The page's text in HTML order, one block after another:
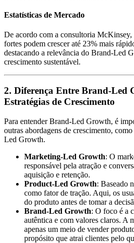
Estatísticas de Mercado
De acordo com a consultoria McKinsey,
fortes podem crescer até 23% mais
destacando a relevância do Brand-Led
crescimento sustentável.
2. Diferença Entre Brand-Led
Estratégias de Crescimento
Para entender Brand-Led Growth, é
outras abordagens de crescimento,
Led Growth.
Marketing-Led Growth: O
responsável pela atração e
aquisição e retenção.
Product-Led Growth: Baseado
como fator de tração. Aqui, os
do produto antes de tomar a
Brand-Led Growth: O foco é a
autêntica e com valores claros. A
apenas um meio de vender
propósito que atrai clientes pelo